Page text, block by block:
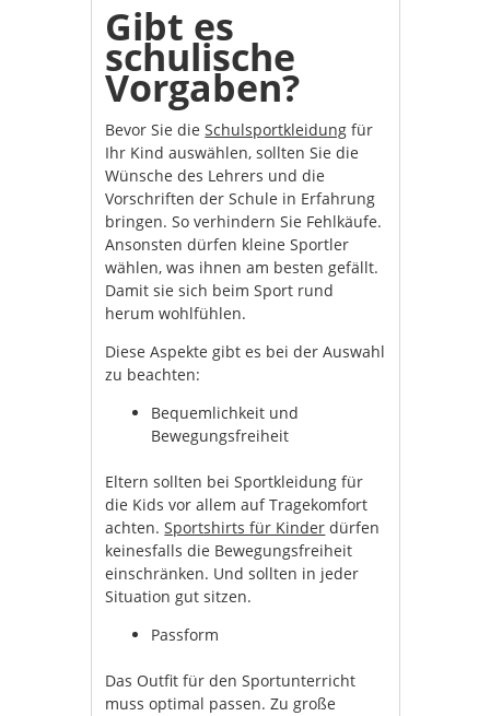
Gibt es
schulische
Vorgaben?
Bevor Sie dieSchulsportkleidung für
Ihr Kind auswählen, sollten Sie die
Wünsche des Lehrers und die
Vorschriften der Schule in Erfahrung
bringen. So verhindern Sie Fehlkäufe.
Ansonsten dürfen kleine Sportler
wählen, was ihnen am besten gefällt.
Damit sie sich beim Sport rund
herum wohlfühlen.
Diese Aspekte gibt es bei der Auswahl
zu beachten:
Bequemlichkeit und
Bewegungsfreiheit
Eltern sollten bei Sportkleidung für
die Kids vor allem auf Tragekomfort
achten.Sportshirts für Kinder dürfen
keinesfalls die Bewegungsfreiheit
einschränken. Und sollten in jeder
Situation gut sitzen.
Passform
Das Outfit für den Sportunterricht
muss optimal passen. Zu große